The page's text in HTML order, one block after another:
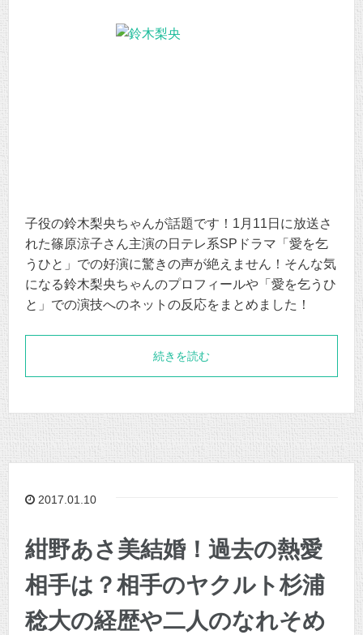
子役の鈴木梨央ちゃんが話題です！1月11日に放送さ
れた篠原涼子さん主演の日テレ系SPドラマ「愛を乞
うひと」での好演に驚きの声が絶えません！そんな気
になる鈴木梨央ちゃんのプロフィールや「愛を乞うひ
と」での演技へのネットの反応をまとめました！
続きを読む
2017.01.10
紺野あさ美結婚！過去の熱愛
相手は？相手のヤクルト杉浦
稔大の経歴や二人のなれそめ